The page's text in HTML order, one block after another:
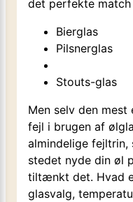
det perfekte
Bierglas
Pilsnerglas
Stouts-glas
Men selv den
fejl i brugen af
almindelige fejltrin,
stedet nyde din øl
tiltænkt det. Hvad
glasvalg,